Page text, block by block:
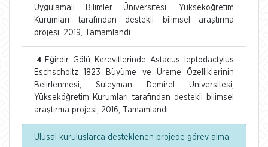
Uygulamalı Bilimler Üniversitesi, Yükseköğretim
Kurumları tarafından destekli bilimsel araştırma
projesi, 2019, Tamamlandı.
4
Eğirdir Gölü Kerevitlerinde Astacus leptodactylus
Eschscholtz 1823 Büyüme ve Üreme Özelliklerinin
Belirlenmesi, Süleyman Demirel Üniversitesi,
Yükseköğretim Kurumları tarafından destekli bilimsel
araştırma projesi, 2016, Tamamlandı.
Ulusal kuruluşlarca desteklenen projede görev alma